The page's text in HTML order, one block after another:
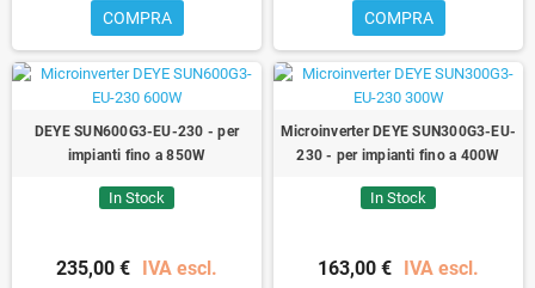
COMPRA COMPRA
DEYE SUN600G3-EU-230 - per
impianti fino a 850W
In Stock
235,00 € IVA escl.
Microinverter DEYE SUN300G3-EU-
230 - per impianti fino a 400W
In Stock
163,00 € IVA escl.